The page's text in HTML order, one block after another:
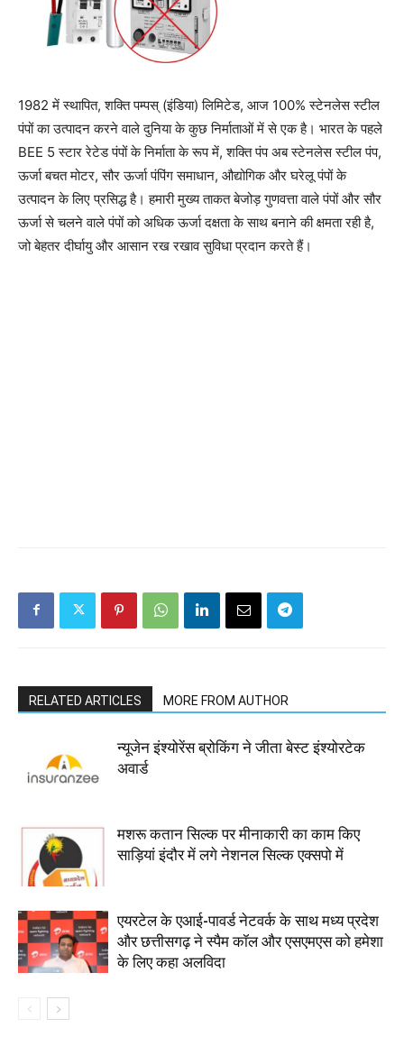
1982 में स्थापित, शक्ति पम्पस् (इंडिया) लिमिटेड, आज 100% स्टेनलेस स्टील
पंपों का उत्पादन करने वाले दुनिया के कुछ निर्माताओं में से एक है। भारत के पहले
BEE 5 स्टार रेटेड पंपों के निर्माता के रूप में, शक्ति पंप अब स्टेनलेस स्टील पंप,
ऊर्जा बचत मोटर, सौर ऊर्जा पंपिंग समाधान, औद्योगिक और घरेलू पंपों के
उत्पादन के लिए प्रसिद्ध है। हमारी मुख्य ताकत बेजोड़ गुणवत्ता वाले पंपों और सौर
ऊर्जा से चलने वाले पंपों को अधिक ऊर्जा दक्षता के साथ बनाने की क्षमता रही है,
जो बेहतर दीर्घायु और आसान रख रखाव सुविधा प्रदान करते हैं।
RELATED ARTICLES MORE FROM AUTHOR
न्यूजेन इंश्योरेंस ब्रोकिंग ने जीता बेस्ट इंश्योरटेक
अवार्ड
मशरू कतान सिल्क पर मीनाकारी का काम किए
साड़ियां इंदौर में लगे नेशनल सिल्क एक्सपो में
एयरटेल के एआई-पावर्ड नेटवर्क के साथ मध्य प्रदेश
और छत्तीसगढ़ ने स्पैम कॉल और एसएमएस को हमेशा
के लिए कहा अलविदा